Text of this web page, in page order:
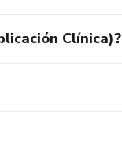
Clínica)?